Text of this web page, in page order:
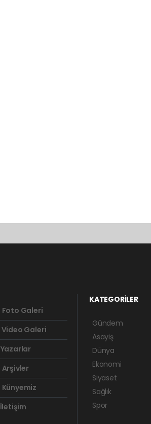
Foto Galeri
Video Galeri
Yazarlar
Arşivler
Künyemiz
İletişim
KATEGORİLER
Gündem
Asayiş
Dünya
Ekonomi
Siyaset
Sağlık
Spor